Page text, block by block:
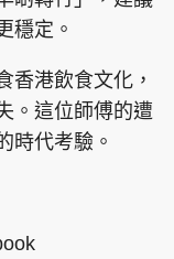
穩定。
香港飲食文化，
。這位師傅的遭
時代考驗。